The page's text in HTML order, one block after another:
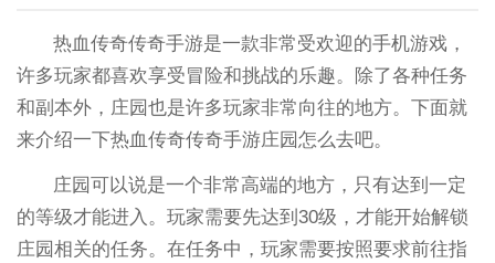
热血传奇传奇手游是一款非常受欢迎的手机游戏，
许多玩家都喜欢享受冒险和挑战的乐趣。除了各种任务
和副本外，庄园也是许多玩家非常向往的地方。下面就
来介绍一下热血传奇传奇手游庄园怎么去吧。
庄园可以说是一个非常高端的地方，只有达到一定
的等级才能进入。玩家需要先达到30级，才能开始解锁
庄园相关的任务。在任务中，玩家需要按照要求前往指